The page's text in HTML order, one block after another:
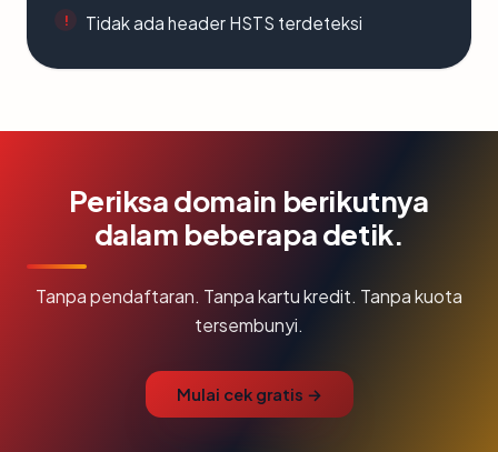
Tidak ada header HSTS terdeteksi
Periksa domain berikutnya
dalam beberapa detik.
Tanpa pendaftaran. Tanpa kartu kredit. Tanpa kuota
tersembunyi.
Mulai cek gratis →